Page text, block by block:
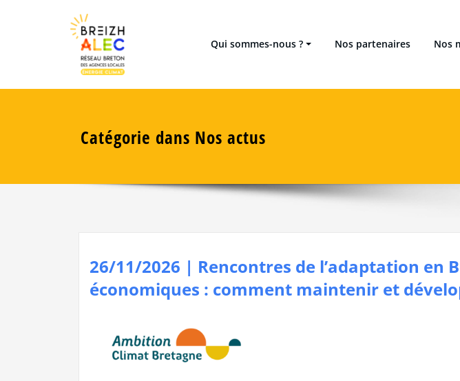
Qui sommes-nous ? Nos partenaires Nos
Catégorie dans Nos actus
26/11/2026 | Rencontres de l’adaptation en
économiques : comment maintenir et